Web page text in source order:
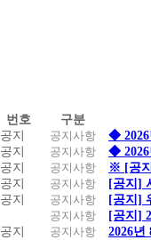
지
사
항
번호
구분
공지
공지사항
◆ 2026
공지
공지사항
◆ 2026
공지
공지사항
※ [공
공지
공지사항
[공지]
공지
공지사항
[공지]
공지사항
[공지]
공지
공지사항
2026년